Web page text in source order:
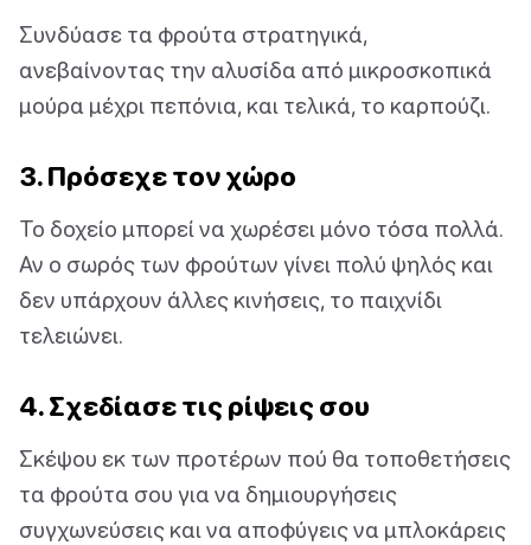
Συνδύασε τα φρούτα στρατηγικά,
ανεβαίνοντας την αλυσίδα από μικροσκοπικά
μούρα μέχρι πεπόνια, και τελικά, το καρπούζι.
3. Πρόσεχε τον χώρο
Το δοχείο μπορεί να χωρέσει μόνο τόσα πολλά.
Αν ο σωρός των φρούτων γίνει πολύ ψηλός και
δεν υπάρχουν άλλες κινήσεις, το παιχνίδι
τελειώνει.
4. Σχεδίασε τις ρίψεις σου
Σκέψου εκ των προτέρων πού θα τοποθετήσεις
τα φρούτα σου για να δημιουργήσεις
συγχωνεύσεις και να αποφύγεις να μπλοκάρεις